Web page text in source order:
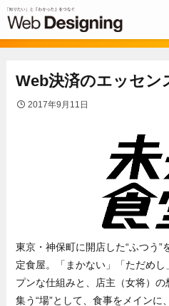
Web決済のエッセン
2017年9月11日
東京・神保町に開店した“ふつう
定食屋。「まかない」「ただめ
プンな仕組みと、店主（女将）
集う“場”として、食事をメインに